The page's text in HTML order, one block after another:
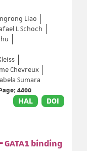
Liao
L Schoch
Chevreux
Sumara
4400
HAL DOI
GATA1 binding